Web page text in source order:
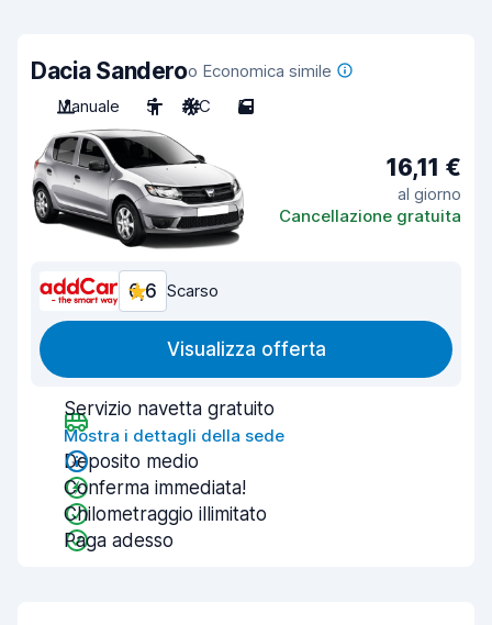
Dacia Sanderoo Economica simile
Manuale
5 A/C 5
16,11 €
al giorno
Cancellazione gratuita
6,6 Scarso
Visualizza offerta
Servizio navetta gratuito
Mostra i dettagli della sede
Deposito medio
Conferma immediata!
Chilometraggio illimitato
Paga adesso